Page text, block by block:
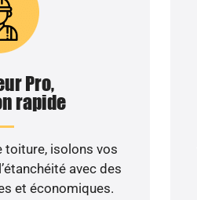
Pro,
rapide
toiture, isolons vos
avec des
et économiques.